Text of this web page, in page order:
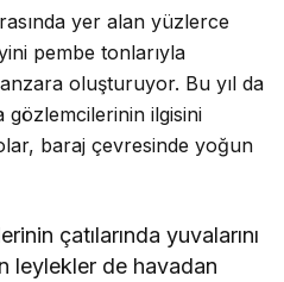
yer alan yüzlerce
pembe tonlarıyla
oluşturuyor. Bu yıl da
gözlemcilerinin ilgisini
baraj çevresinde yoğun
çatılarında yuvalarını
leylekler de havadan